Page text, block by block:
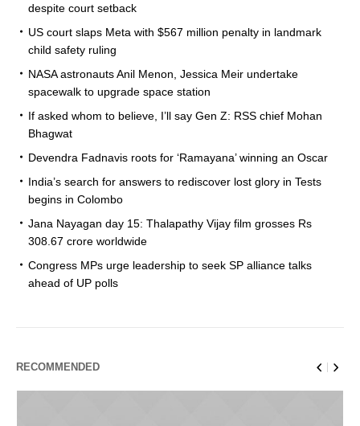
despite court setback
US court slaps Meta with $567 million penalty in landmark
child safety ruling
NASA astronauts Anil Menon, Jessica Meir undertake
spacewalk to upgrade space station
If asked whom to believe, I’ll say Gen Z: RSS chief Mohan
Bhagwat
Devendra Fadnavis roots for ‘Ramayana’ winning an Oscar
India’s search for answers to rediscover lost glory in Tests
begins in Colombo
Jana Nayagan day 15: Thalapathy Vijay film grosses Rs
308.67 crore worldwide
Congress MPs urge leadership to seek SP alliance talks
ahead of UP polls
RECOMMENDED